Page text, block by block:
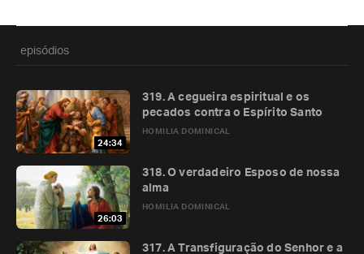
episódios
24:34
HOMILIA DOMINICAL
319. A cegueira espiritual e os
pecados contra o Espírito Santo
26:03
HOMILIA DOMINICAL
318. O verdadeiro Esposo de nossa
alma
317. A Transfiguração do Senhor e a